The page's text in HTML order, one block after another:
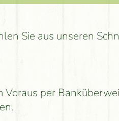
Sie aus unseren
Voraus per